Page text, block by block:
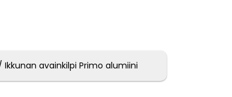
Ikkunan avainkilpi Primo alumiini